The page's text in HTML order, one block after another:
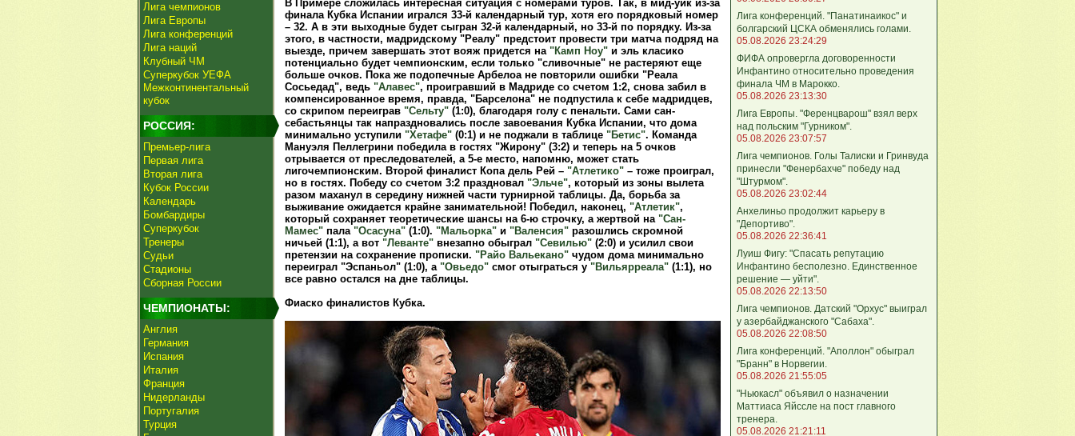
Лига чемпионов
Лига Европы
Лига конференций
Лига наций
Клубный ЧМ
Суперкубок УЕФА
Межконтинентальный
кубок
РОССИЯ:
Премьер-лига
Первая лига
Вторая лига
Кубок России
Календарь
Бомбардиры
Суперкубок
Тренеры
Судьи
Стадионы
Сборная России
ЧЕМПИОНАТЫ:
Англия
Германия
Испания
Италия
Франция
Нидерланды
Португалия
Турция
В Примере сложилась интересная ситуация с номерами туров. Так, в мид-уик из-за
финала Кубка Испании игрался 33-й календарный тур, хотя его порядковый номер
– 32. А в эти выходные будет сыгран 32-й календарный, но 33-й по порядку. Из-за
этого, в частности, мадридскому "Реалу" предстоит провести три матча подряд на
выезде, причем завершать этот вояж придется на "Камп Ноу"и эль класико
потенциально будет чемпионским, если только "сливочные" не растеряют еще
больше очков. Пока же подопечные Арбелоа не повторили ошибки "Реала
Сосьедад", ведь "Алавес", проигравший в Мадриде со счетом 1:2, снова забил в
компенсированное время, правда, "Барселона" не подпустила к себе мадридцев,
со скрипом переиграв "Сельту"(1:0), благодаря голу с пенальти. Сами сан-
себастьянцы так напраздновались после завоевания Кубка Испании, что дома
минимально уступили "Хетафе"(0:1) и не поджали в таблице "Бетис". Команда
Мануэля Пеллегрини победила в гостях "Жирону" (3:2) и теперь на 5 очков
отрывается от преследователей, а 5-е место, напомню, может стать
лигочемпионским. Второй финалист Копа дель Рей – "Атлетико"– тоже проиграл,
но в гостях. Победу со счетом 3:2 праздновал "Эльче", который из зоны вылета
разом маханул в середину нижней части турнирной таблицы. Да, борьба за
выживание ожидается крайне занимательной! Победил, наконец, "Атлетик",
который сохраняет теоретические шансы на 6-ю строчку, а жертвой на "Сан-
Мамес"пала "Осасуна"(1:0). "Мальорка"и "Валенсия"разошлись скромной
ничьей (1:1), а вот "Леванте"внезапно обыграл "Севилью"(2:0) и усилил свои
претензии на сохранение прописки. "Райо Вальекано"чудом дома минимально
переиграл "Эспаньол" (1:0), а "Овьедо"смог отыграться у "Вильярреала"(1:1), но
все равно остался на дне таблицы.
Фиаско финалистов Кубка.
Лига конференций. "Панатинаикос" и
болгарский ЦСКА обменялись голами.
05.08.2026 23:24:29
ФИФА опровергла договоренности
Инфантино относительно проведения
финала ЧМ в Марокко.
05.08.2026 23:13:30
Лига Европы. "Ференцварош" взял верх
над польским "Гурником".
05.08.2026 23:07:57
Лига чемпионов. Голы Талиски и Гринвуда
принесли "Фенербахче" победу над
"Штурмом".
05.08.2026 23:02:44
Анхелиньо продолжит карьеру в
"Депортиво".
05.08.2026 22:36:41
Луиш Фигу: "Спасать репутацию
Инфантино бесполезно. Единственное
решение — уйти".
05.08.2026 22:13:50
Лига чемпионов. Датский "Орхус" выиграл
у азербайджанского "Сабаха".
05.08.2026 22:08:50
Лига конференций. "Аполлон" обыграл
"Бранн" в Норвегии.
05.08.2026 21:55:05
"Ньюкасл" объявил о назначении
Маттиаса Яйссле на пост главного
тренера.
05.08.2026 21:21:11